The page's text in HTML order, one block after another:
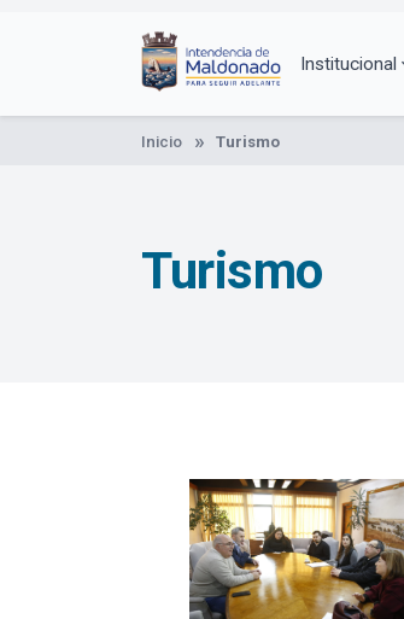
Institucional
Inicio Turismo
Turismo